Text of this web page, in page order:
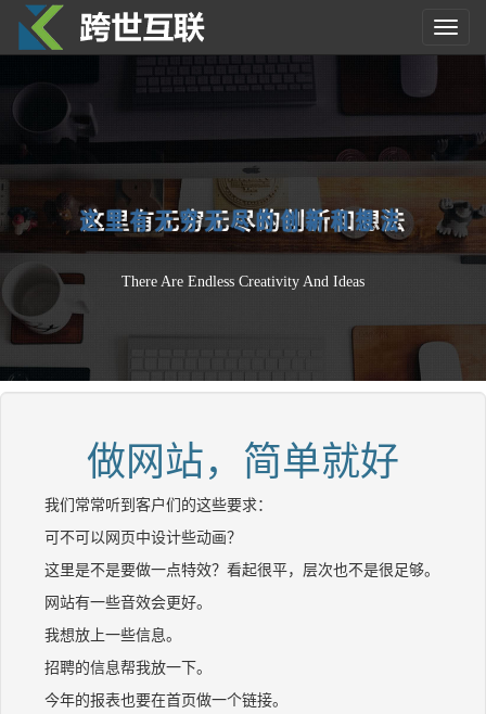
这里有无穷无尽的创新和想法
There Are Endless Creativity And Ideas
做网站，简单就好
我们常常听到客户们的这些要求：
可不可以网页中设计些动画？
这里是不是要做一点特效？看起很平，层次也不是很足够。
网站有一些音效会更好。
我想放上一些信息。
招聘的信息帮我放一下。
今年的报表也要在首页做一个链接。